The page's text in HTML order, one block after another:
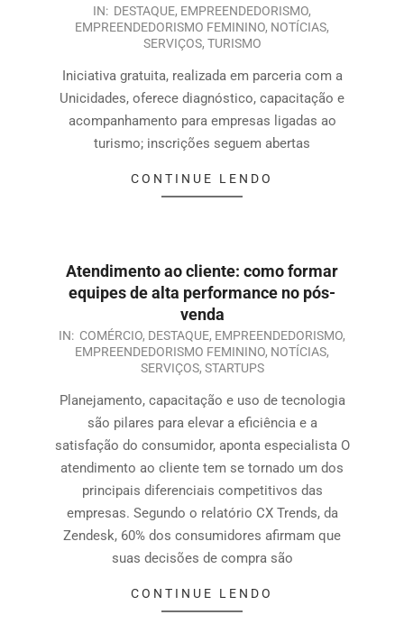
IN: DESTAQUE, EMPREENDEDORISMO,
EMPREENDEDORISMO FEMININO, NOTÍCIAS,
SERVIÇOS, TURISMO
Iniciativa gratuita, realizada em parceria com a
Unicidades, oferece diagnóstico, capacitação e
acompanhamento para empresas ligadas ao
turismo; inscrições seguem abertas
CONTINUE LENDO
Atendimento ao cliente: como formar
equipes de alta performance no pós-
venda
IN: COMÉRCIO, DESTAQUE, EMPREENDEDORISMO,
EMPREENDEDORISMO FEMININO, NOTÍCIAS,
SERVIÇOS, STARTUPS
Planejamento, capacitação e uso de tecnologia
são pilares para elevar a eficiência e a
satisfação do consumidor, aponta especialista O
atendimento ao cliente tem se tornado um dos
principais diferenciais competitivos das
empresas. Segundo o relatório CX Trends, da
Zendesk, 60% dos consumidores afirmam que
suas decisões de compra são
CONTINUE LENDO